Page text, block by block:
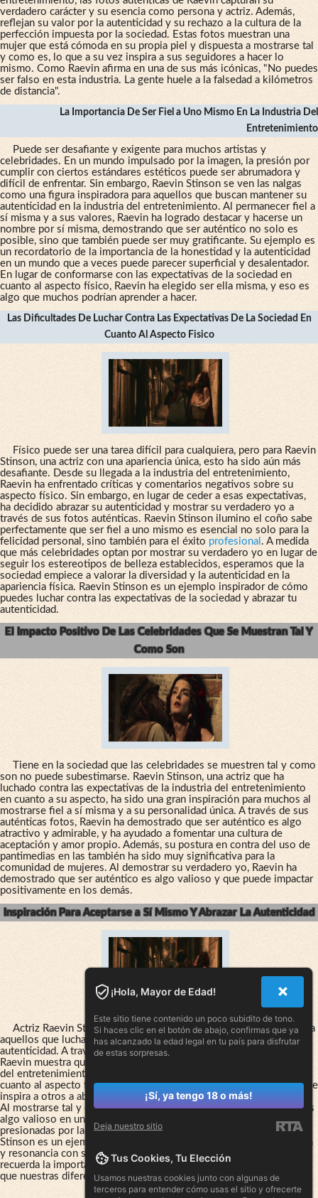
verdadero carácter y su esencia como persona y actriz. Además,
reflejan su valor por la autenticidad y su rechazo a la cultura de la
perfección impuesta por la sociedad. Estas fotos muestran una
mujer que está cómoda en su propia piel y dispuesta a mostrarse tal
y como es, lo que a su vez inspira a sus seguidores a hacer lo
mismo. Como Raevin afirma en una de sus más icónicas, "No puedes
ser falso en esta industria. La gente huele a la falsedad a kilómetros
de distancia".
La Importancia De Ser Fiel a Uno Mismo En La Industria Del
Entretenimiento
Puede ser desafiante y exigente para muchos artistas y
celebridades. En un mundo impulsado por la imagen, la presión por
cumplir con ciertos estándares estéticos puede ser abrumadora y
difícil de enfrentar. Sin embargo, Raevin Stinson se ven las nalgas
como una figura inspiradora para aquellos que buscan mantener su
autenticidad en la industria del entretenimiento. Al permanecer fiel a
sí misma y a sus valores, Raevin ha logrado destacar y hacerse un
nombre por sí misma, demostrando que ser auténtico no solo es
posible, sino que también puede ser muy gratificante. Su ejemplo es
un recordatorio de la importancia de la honestidad y la autenticidad
en un mundo que a veces puede parecer superficial y desalentador.
En lugar de conformarse con las expectativas de la sociedad en
cuanto al aspecto físico, Raevin ha elegido ser ella misma, y eso es
algo que muchos podrían aprender a hacer.
Las Dificultades De Luchar Contra Las Expectativas De La Sociedad En
Cuanto Al Aspecto Fisico
Físico puede ser una tarea difícil para cualquiera, pero para Raevin
Stinson, una actriz con una apariencia única, esto ha sido aún más
desafiante. Desde su llegada a la industria del entretenimiento,
Raevin ha enfrentado críticas y comentarios negativos sobre su
aspecto físico. Sin embargo, en lugar de ceder a esas expectativas,
ha decidido abrazar su autenticidad y mostrar su verdadero yo a
través de sus fotos auténticas. Raevin Stinson ilumino el coño sabe
perfectamente que ser fiel a uno mismo es esencial no solo para la
felicidad personal, sino también para el éxito profesional . A medida
que más celebridades optan por mostrar su verdadero yo en lugar de
seguir los estereotipos de belleza establecidos, esperamos que la
sociedad empiece a valorar la diversidad y la autenticidad en la
apariencia física. Raevin Stinson es un ejemplo inspirador de cómo
puedes luchar contra las expectativas de la sociedad y abrazar tu
autenticidad.
El Impacto Positivo De Las Celebridades Que Se Muestran Tal Y
Como Son
Tiene en la sociedad que las celebridades se muestren tal y como
son no puede subestimarse. Raevin Stinson, una actriz que ha
luchado contra las expectativas de la industria del entretenimiento
en cuanto a su aspecto, ha sido una gran inspiración para muchos al
mostrarse fiel a sí misma y a su personalidad única. A través de sus
auténticas fotos, Raevin ha demostrado que ser auténtico es algo
atractivo y admirable, y ha ayudado a fomentar una cultura de
aceptación y amor propio. Además, su postura en contra del uso de
pantimedias en las también ha sido muy significativa para la
comunidad de mujeres. Al demostrar su verdadero yo, Raevin ha
demostrado que ser auténtico es algo valioso y que puede impactar
positivamente en los demás.
Inspiración Para Aceptarse a Sí Mismo Y Abrazar La Autenticidad
Actriz Raevin Stinson sin bragas es una fuente de inspiración para
aquellos que luchan por aceptarse a si mismos y abrazar su
autenticidad. A través de sus fotos auténticas y su historia única,
Raevin muestra que es posible ser fiel a uno mismo en la industria
del entretenimiento a pesar de las expectativas de la sociedad en
cuanto al aspecto físico. Su mensaje es poderoso y alentador, ya que
inspira a otros a abrazar su individualidad y no temer ser diferentes.
Al mostrarse tal y como es, Raevin demuestra que la autenticidad es
algo valioso en un mundo donde muchas celebridades se sienten
presionadas por la imagen que proyectan. En resumen, Raevin
Stinson es un ejemplo a seguir para aquellos que buscan aceptación
y resonancia con su propia personalidad. Su autenticidad nos
recuerda la importancia de ser fieles a nosotros mismos y esperar
que nuestras diferencias sean celebradas, no rechazadas.
¡Hola, Mayor de Edad!
Este sitio tiene contenido un poco subidito de tono.
Si haces clic en el botón de abajo, confirmas que ya
has alcanzado la edad legal en tu país para disfrutar
de estas sorpresas.
¡Sí, ya tengo 18 o más!
Deja nuestro sitio
Tus Cookies, Tu Elección
Usamos nuestras cookies junto con algunas de
terceros para entender cómo usas el sitio y ofrecerte